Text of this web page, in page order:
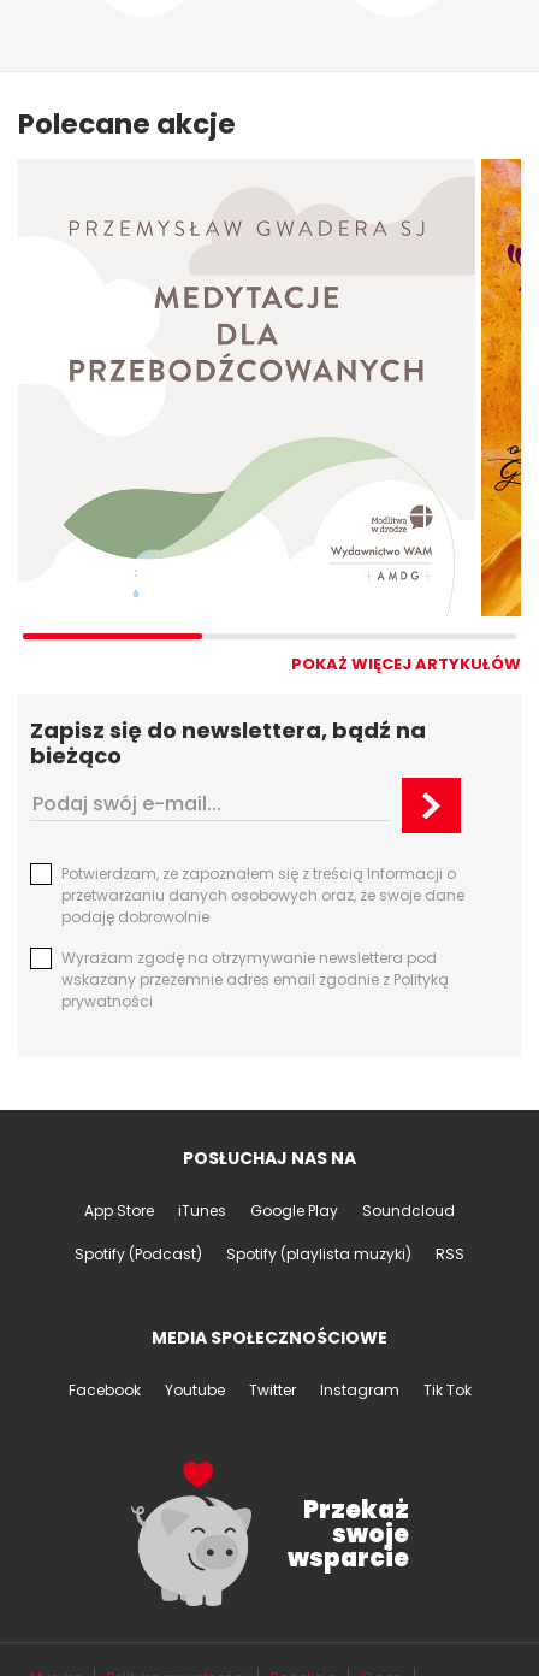
Polecane akcje
POKAŻ WIĘCEJ ARTYKUŁÓW
Zapisz się do newslettera, bądź na
bieżąco
Potwierdzam, ze zapoznałem się z treścią Informacji o
przetwarzaniu danych osobowych oraz, że swoje dane
podaję dobrowolnie
Wyrażam zgodę na otrzymywanie newslettera pod
wskazany przezemnie adres email zgodnie z Polityką
prywatności
POSŁUCHAJ NAS NA
App Store iTunes Google Play Soundcloud
Spotify (Podcast) Spotify (playlista muzyki) RSS
MEDIA SPOŁECZNOŚCIOWE
Facebook Youtube Twitter Instagram Tik Tok
Przekaż
swoje
wsparcie